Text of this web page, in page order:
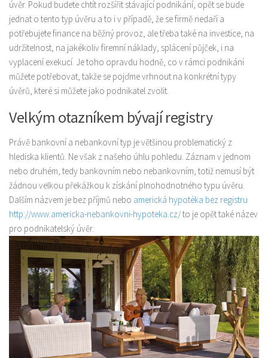
úvěr. Pokud budete chtít rozšířit stávající podnikání, opět se bude
jednat o tento typ úvěru a to i v případě, že se firmě nedaří a
potřebujete finance na běžný provoz, ale třeba také na investice, na
udržitelnost, na jakékoliv firemní náklady, splácení půjček, i na
vyplacení exekucí. Je toho opravdu hodně, co v rámci podnikání
můžete potřebovat, takže se pojďme vrhnout na konkrétní typy
úvěrů, které si můžete jako podnikatel zvolit.
Velkým otazníkem bývají registry
Právě bankovní a nebankovní typ je většinou problematický z
hlediska klientů. Ne však z našeho úhlu pohledu. Záznam v jednom
nebo druhém, tedy bankovním nebo nebankovním, totiž nemusí být
žádnou velkou překážkou k získání plnohodnotného typu úvěru.
Dalším názvem je bez příjmů nebo americká hypotéka bez registru
http://www.americka-nebankovni-hypoteka.cz/to je opět také název
pro podnikatelský úvěr.